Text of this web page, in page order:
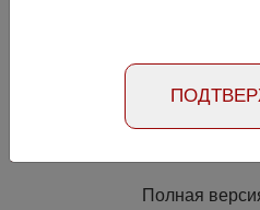
DOI: doi.org/
Полная